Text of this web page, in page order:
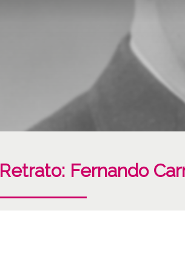
Retrato: Fernando